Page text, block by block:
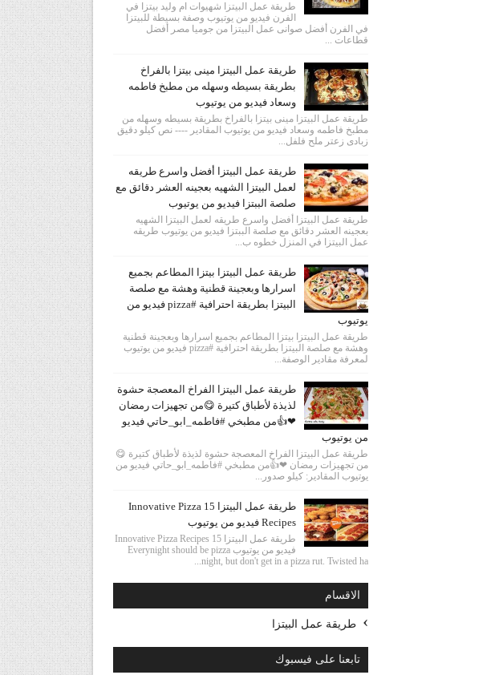
طريقة عمل البيتزا شهيوات ام وليد بيتزا في
الفرن فيديو من يوتيوب وصفة بسيطة للبيتزا
في الفرن أفضل صوانى عمل البيتزا من جوميا مصر أفضل
قطاعات ...
طريقة عمل البيتزا مينى بيتزا بالفراخ
بطريقة بسيطه وسهله من مطبخ فاطمه
وسعاد فيديو من يوتيوب
طريقة عمل البيتزا مينى بيتزا بالفراخ بطريقة بسيطه وسهله من
مطبخ فاطمه وسعاد فيديو من يوتيوب المقادير ---- نص كيلو دقيق
زبادى زعتر ملح فلفل...
طريقة عمل البيتزا أفضل واسرع طريقه
لعمل البيتزا الشهيه بعجينه العشر دقائق مع
صلصة الببتزا فيديو من يوتيوب
طريقة عمل البيتزا أفضل واسرع طريقه لعمل البيتزا الشهيه
بعجينه العشر دقائق مع صلصة الببتزا فيديو من يوتيوب طريقه
عمل البيتزا في المنزل خطوه ب...
طريقة عمل البيتزا بيتزا المطاعم بجميع
اسرارها وبعجينة قطنية وهشة مع صلصة
البيتزا بطريقة احترافية #pizza فيديو من
يوتيوب
طريقة عمل البيتزا بيتزا المطاعم بجميع اسرارها وبعجينة قطنية
وهشة مع صلصة البيتزا بطريقة احترافية #pizza فيديو من يوتيوب
لمعرفة مقادير الوصفة...
طريقة عمل البيتزا الفراخ المعصجة حشوة
لذيذة لأطباق كتيرة 😋من تجهيزات رمضان
❤👍من مطبخي #فاطمه_ابو_حاتي فيديو
من يوتيوب
طريقة عمل البيتزا الفراخ المعصجة حشوة لذيذة لأطباق كتيرة 😋
من تجهيزات رمضان ❤👍من مطبخي #فاطمه_ابو_حاتي فيديو من
يوتيوب المقادير: كيلو صدور...
طريقة عمل البيتزا 15 Innovative Pizza
Recipes فيديو من يوتيوب
طريقة عمل البيتزا 15 Innovative Pizza Recipes
فيديو من يوتيوب Everynight should be pizza
night, but don't get in a pizza rut. Twisted ha...
الاقسام
طريقة عمل البيتزا
تابعنا على فيسبوك